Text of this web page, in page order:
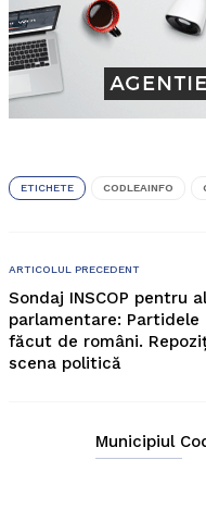
ETICHETE CODLEAINFO
ARTICOLUL PRECEDENT
Sondaj INSCOP pentru
parlamentare: Partidele
făcut de români.
scena politică
Municipiul